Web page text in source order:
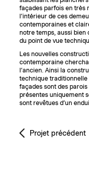
façades parfois en très
l’intérieur de ces
contemporaines et
notre temps, aussi bien
du point de vue
Les nouvelles
contemporaine
l’ancien. Ainsi la
technique traditionnelle
façades sont des
présentes uniquement
sont revêtues d’un
Projet précédent